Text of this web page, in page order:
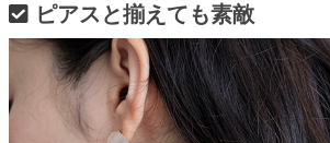
ピアスと揃えても素敵